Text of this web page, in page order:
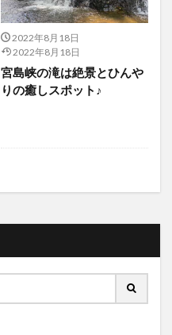
2022年8月18日
2022年8月18日
宮島峡の滝は絶景とひんや
りの癒しスポット♪